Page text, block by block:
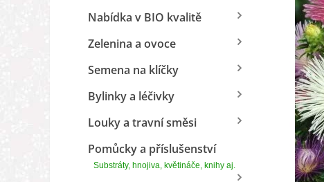
Nabídka v BIO kvalitě
Zelenina a ovoce
Semena na klíčky
Bylinky a léčivky
Louky a travní směsi
Pomůcky a příslušenství
Substráty, hnojiva, květináče, knihy aj.